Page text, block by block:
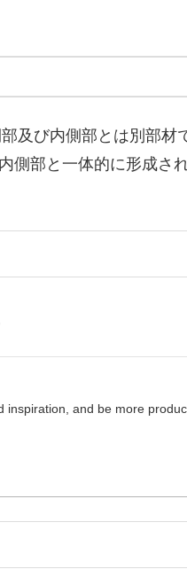
及び内側部とは別部材
側部と一体的に形成さ
and be more